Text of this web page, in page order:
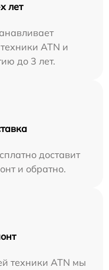
лет
ATN и
до 3 лет.
доставит
и обратно.
техники ATN мы